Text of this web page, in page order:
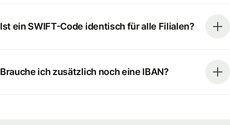
Ist ein SWIFT-Code identisch für alle Filialen?
Brauche ich zusätzlich noch eine IBAN?